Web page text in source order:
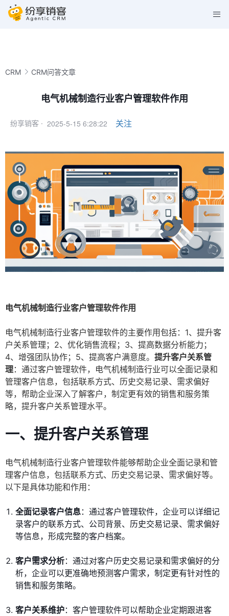
CRM CRM问答文章
电气机械制造行业客户管理软件作用
纷享销客 · 2025-5-15 6:28:22 关注
电气机械制造行业客户管理软件作用
电气机械制造行业客户管理软件的主要作用包括：1、提升客
户关系管理；2、优化销售流程；3、提高数据分析能力；
4、增强团队协作；5、提高客户满意度。 提升客户关系管
理：通过客户管理软件，电气机械制造行业可以全面记录和
管理客户信息，包括联系方式、历史交易记录、需求偏好
等，帮助企业深入了解客户，制定更有效的销售和服务策
略，提升客户关系管理水平。
一、提升客户关系管理
电气机械制造行业客户管理软件能够帮助企业全面记录和管
理客户信息，包括联系方式、历史交易记录、需求偏好等。
以下是具体功能和作用：
全面记录客户信息：通过客户管理软件，企业可以详细记
录客户的联系方式、公司背景、历史交易记录、需求偏好
等信息，形成完整的客户档案。
客户需求分析：通过对客户历史交易记录和需求偏好的分
析，企业可以更准确地预测客户需求，制定更有针对性的
销售和服务策略。
客户关系维护：客户管理软件可以帮助企业定期跟进客